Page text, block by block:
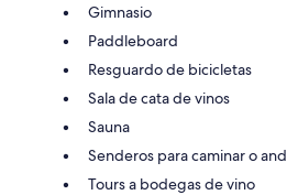
Gimnasio
Paddleboard
Resguardo de bicicletas
Sala de cata de vinos
Sauna
Senderos para caminar o
Tours a bodegas de vino